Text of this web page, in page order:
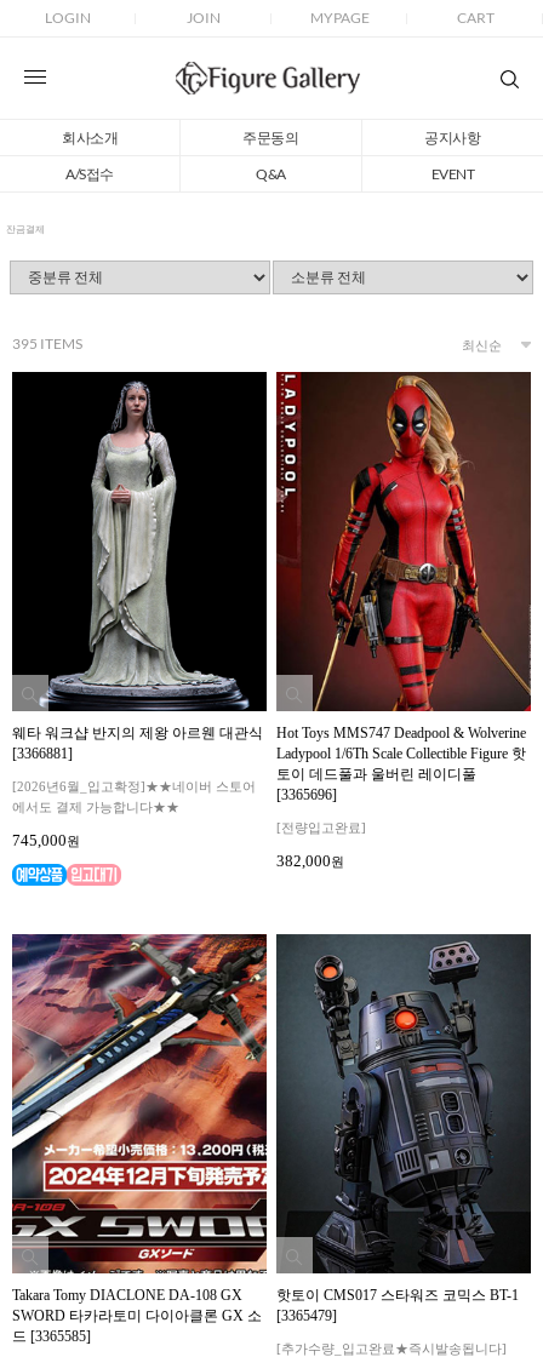
LOGIN JOIN MYPAGE CART
회사소개 주문동의
공지사항
A/S접수
Q&A EVENT
잔금결제
395 ITEMS
웨타 워크샵 반지의 제왕 아르웬 대관식
[3366881]
[2026년6월_입고확정]★★네이버 스토어
에서도 결제 가능합니다★★
745,000원
Hot Toys MMS747 Deadpool & Wolverine
Ladypool 1/6Th Scale Collectible Figure 핫
토이 데드풀과 울버린 레이디풀
[3365696]
[전량입고완료]
382,000원
Takara Tomy DIACLONE DA-108 GX
SWORD 타카라토미 다이아클론 GX 소
드 [3365585]
핫토이 CMS017 스타워즈 코믹스 BT-1
[3365479]
[추가수량_입고완료★즉시발송됩니다]